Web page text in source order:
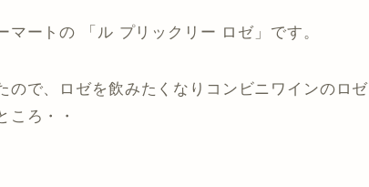
ートの 「ル プリックリー ロゼ」です。
で、ロゼを飲みたくなりコンビニワインのロゼ
ころ・・